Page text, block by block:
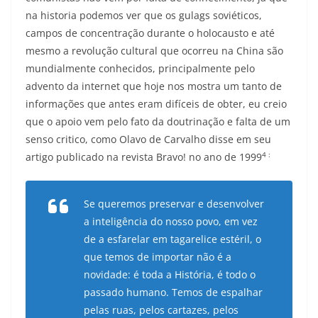
na historia podemos ver que os gulags soviéticos,
campos de concentração durante o holocausto e até
mesmo a revolução cultural que ocorreu na China são
mundialmente conhecidos, principalmente pelo
advento da internet que hoje nos mostra um tanto de
informações que antes eram difíceis de obter, eu creio
que o apoio vem pelo fato da doutrinação e falta de um
senso critico, como Olavo de Carvalho disse em seu
artigo publicado na revista Bravo! no ano de 19994 :
Se queremos preservar e desenvolver
a inteligência do nosso povo, em vez
de a esfarelar em tagarelice estéril, o
que temos de importar não é a
novidade: é toda a História, é todo o
passado humano. Temos de espalhar
pelas ruas, pelos cartazes, pelos